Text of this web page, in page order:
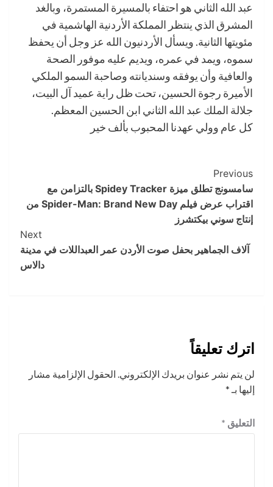
عبد الله الثاني هو احتفاء بالمسيرة المستمرة، وبالغد
المشرق الذي ينتظر المملكة الأردنية الهاشمية في
مئويتها الثانية. ويسأل الأردنيون الله عز وجل أن يحفظ
سموه، ويمد في عمره، ويديم عليه موفور الصحة
والعافية وأن يوفقه وسنديانته وصاحبة السمو الملكي
الأميرة رجوة الحسين، تحت ظل راية عميد آل البيت،
جلالة الملك عبد الله الثاني ابن الحسين المعظم.
كل عام وولي عهدنا المحبوب بألف خير
Post
Navigation
Previous
سامسونج تطلق ميزة Spidey Tracker بالتزامن مع
اقتراب عرض فيلم Spider-Man: Brand New Day من
إنتاج سوني بيكتشرز
Next
آلاف الجماهير بحفل صوت الأردن عمر العبداللات في مدينة
دالاس
اترك تعليقاً
لن يتم نشر عنوان بريدك الإلكتروني. الحقول الإلزامية مشار
إليها بـ *
التعليق *